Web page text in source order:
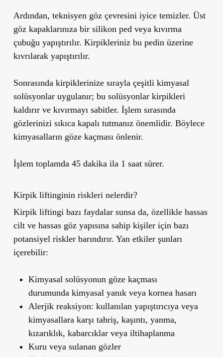
Ardından, teknisyen göz çevresini iyice temizler. Üst
göz kapaklarınıza bir silikon pedveya kıvırma
çubuğu yapıştırılır. Kirpikleriniz bu pedin üzerine
kıvrılarak yapıştırılır.
Sonrasında kirpiklerinize sırayla çeşitli kimyasal
solüsyonlaruygulanır; bu solüsyonlar kirpikleri
kaldırır ve kıvırmayı sabitler. İşlem sırasında
gözlerinizi sıkıca kapalı tutmanız önemlidir. Böylece
kimyasalların göze kaçması önlenir.
İşlem toplamda 45 dakika ila 1 saatsürer.
Kirpik liftinginin riskleri nelerdir?
Kirpik liftingi bazı faydalar sunsa da, özellikle hassas
ciltve hassas gözyapısına sahip kişiler için bazı
potansiyel riskler barındırır. Yan etkiler şunları
içerebilir:
Kimyasal solüsyonun göze kaçması
durumunda kimyasal yanıkveya kornea hasarı
Alerjik reaksiyon: kullanılan yapıştırıcıya veya
kimyasallara karşı tahriş, kaşıntı, yanma,
kızarıklık, kabarcıklar veya iltihaplanma
Kuru veya sulanan gözler